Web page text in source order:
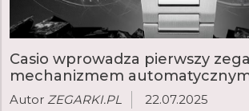
Casio wprowadza pierwszy
mechanizmem
Autor ZEGARKI.PL 22.07.2025